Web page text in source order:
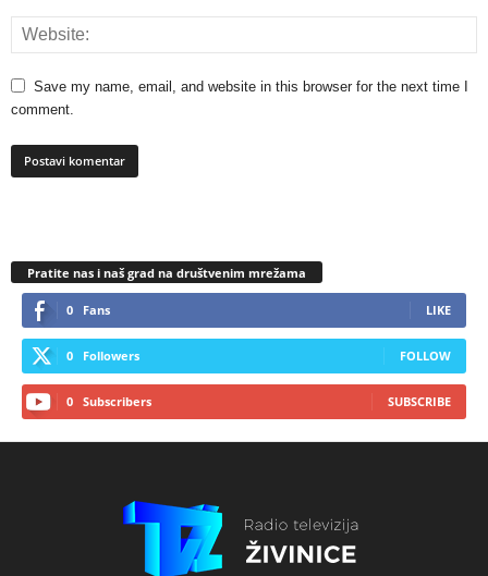
Save my name, email, and website in this browser for the next time I
comment.
Pratite nas i naš grad na društvenim mrežama
0 Fans LIKE
0 Followers FOLLOW
0 Subscribers SUBSCRIBE